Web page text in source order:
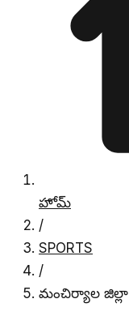
హోమ్
/
SPORTS
/
మంచిర్యాల